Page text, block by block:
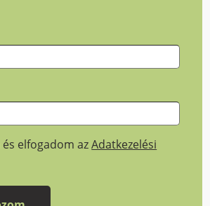
és elfogadom azAdatkezelési